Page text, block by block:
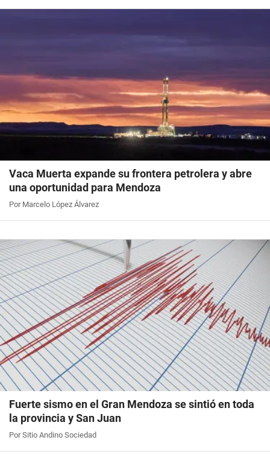
Vaca Muerta expande su frontera petrolera y abre
una oportunidad para Mendoza
Por Marcelo López Álvarez
Fuerte sismo en el Gran Mendoza se sintió en toda
la provincia y San Juan
Por Sitio Andino Sociedad